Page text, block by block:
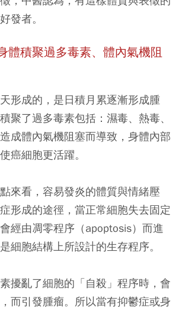
發者。
體積聚過多毒素、體內氣機阻
形成的，是日積月累逐漸形成腫
聚了過多毒素包括：濕毒、熱毒、
成體內氣機阻塞而導致，身體內部
癌細胞更活躍。
來看，容易發炎的體質與情緒壓
形成的途徑，當正常細胞失去固定
經由凋零程序（apoptosis）而進
細胞結構上所設計的生存程序。
擾亂了細胞的「自殺」程序時，會
而引發腫瘤。所以當有抑鬱症或身